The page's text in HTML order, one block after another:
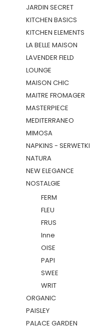
JARDIN SECRET
KITCHEN BASICS
KITCHEN ELEMENTS
LA BELLE MAISON
LAVENDER FIELD
LOUNGE
MAISON CHIC
MAITRE FROMAGER
MASTERPIECE
MEDITERRANEO
MIMOSA
NAPKINS - SERWETKI
NATURA
NEW ELEGANCE
NOSTALGIE
FERM
FLEU
FRUS
Inne
OISE
PAPI
SWEE
WRIT
ORGANIC
PAISLEY
PALACE GARDEN